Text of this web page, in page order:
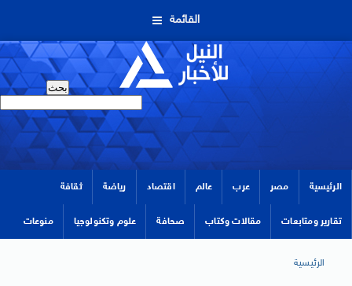
القائمة
الرئيسية مصر عرب عالم اقتصاد رياضة ثقافة
تقارير ومتابعات مقالات وكتاب صحافة علوم وتكنولوجيا منوعات
الرئيسية